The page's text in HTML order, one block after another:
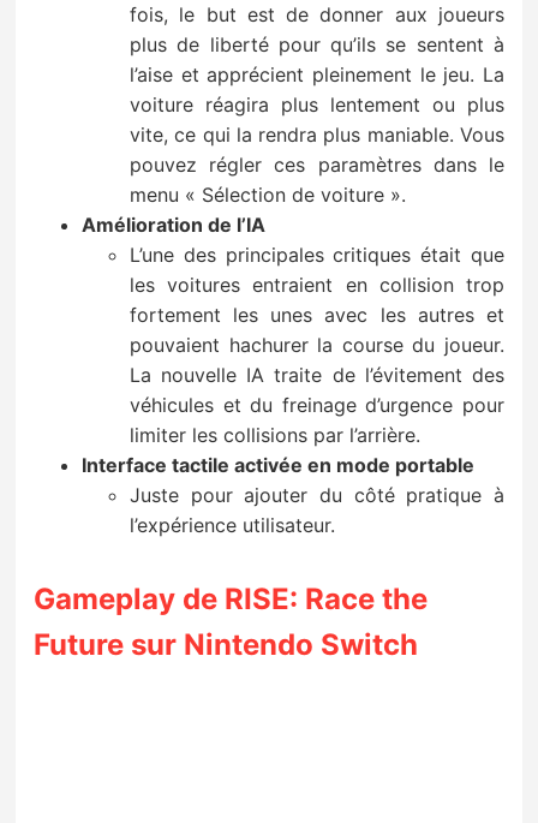
fois, le but est de donner aux joueurs
plus de liberté pour qu’ils se sentent à
l’aise et apprécient pleinement le jeu. La
voiture réagira plus lentement ou plus
vite, ce qui la rendra plus maniable. Vous
pouvez régler ces paramètres dans le
menu « Sélection de voiture ».
Amélioration de l’IA
L’une des principales critiques était que
les voitures entraient en collision trop
fortement les unes avec les autres et
pouvaient hachurer la course du joueur.
La nouvelle IA traite de l’évitement des
véhicules et du freinage d’urgence pour
limiter les collisions par l’arrière.
Interface tactile activée en mode portable
Juste pour ajouter du côté pratique à
l’expérience utilisateur.
Gameplay de RISE: Race the
Future sur Nintendo Switch